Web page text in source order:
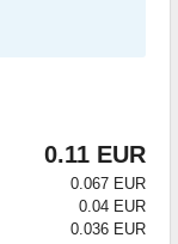
0.11 EUR
0.067 EUR
0.04 EUR
0.036 EUR